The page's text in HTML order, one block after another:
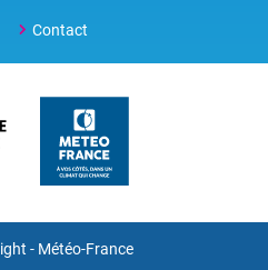
Contact
- Météo-France